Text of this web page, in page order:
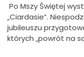
Po Mszy Świętej
„Ciardasie”.
jubileuszu
których „powrót na